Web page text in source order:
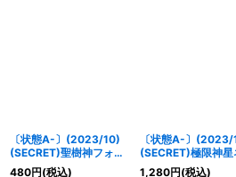
〔状態A-〕(2023/10)
(SECRET)聖樹神フォ
レ・ナテュール【X-
480円(税込)
〔状態A-〕(2023/
(SECRET)極限神星
オ・ゼッター【X-
1,280円(税込)